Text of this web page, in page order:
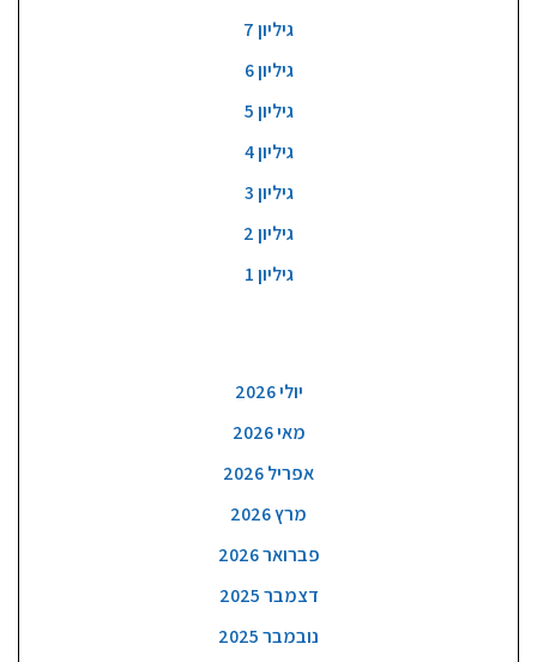
גיליון 7
גיליון 6
גיליון 5
גיליון 4
גיליון 3
גיליון 2
גיליון 1
יולי 2026
מאי 2026
אפריל 2026
מרץ 2026
פברואר 2026
דצמבר 2025
נובמבר 2025